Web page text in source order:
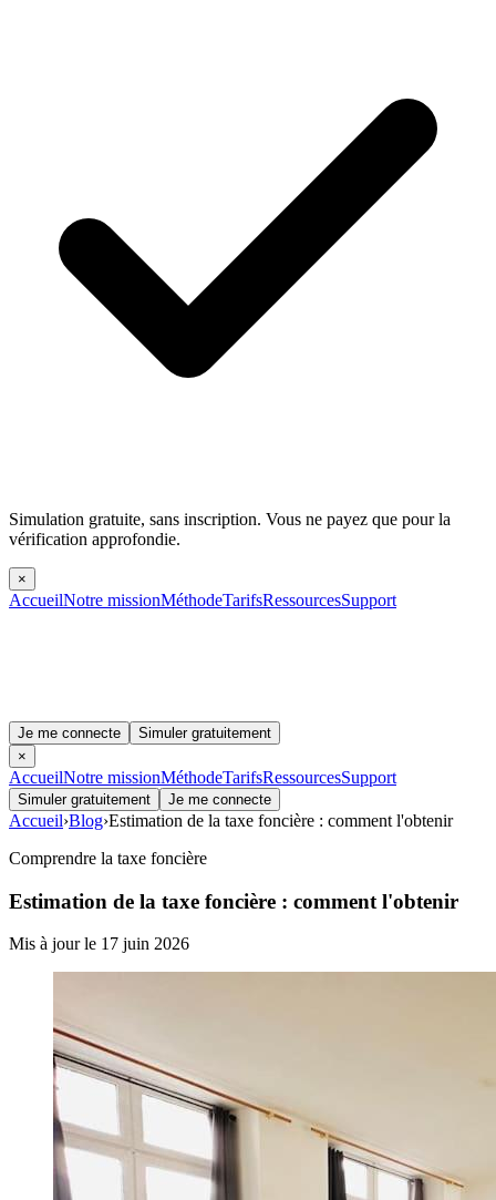
Simulation gratuite, sans inscription. Vous ne payez que pour la
vérification approfondie.
×
AccueilNotre missionMéthodeTarifsRessourcesSupport
Je me connecte
Simuler gratuitement
×
AccueilNotre missionMéthodeTarifsRessourcesSupport
Simuler gratuitement Je me connecte
Accueil›Blog›Estimation de la taxe foncière : comment l'obtenir
Comprendre la taxe foncière
Estimation de la taxe foncière : comment l'obtenir
Mis à jour le 17 juin 2026